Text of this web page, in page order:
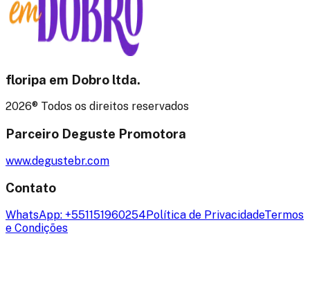
floripa em Dobro ltda.
2026® Todos os direitos reservados
Parceiro Deguste Promotora
www.degustebr.com
Contato
WhatsApp: +551151960254Política de PrivacidadeTermos
e Condições